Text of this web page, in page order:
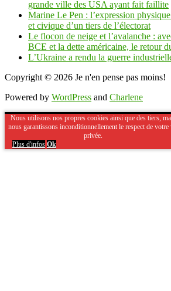
grande ville des USA ayant fait faillite
Marine Le Pen : l’expression
et civique d’un tiers de l’électorat
Le flocon de neige et l’avalanche :
BCE et la dette américaine, le retour
L’Ukraine a rendu la guerre
Copyright © 2026 Je n'en pense pas moins!
Powered by WordPress and Charlene
Nous utilisons nos propres cookies ainsi que des tiers,
nous garantissons inconditionnellement le respect de votre
privée.
Plus d'infos Ok